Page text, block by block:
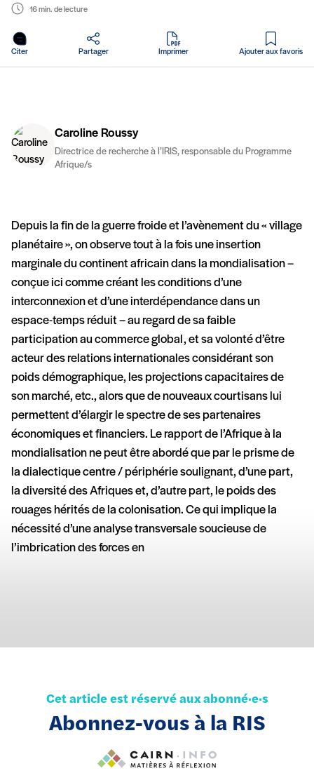
16 min. de lecture
Citer Partager Imprimer
en PDF
Ajouter aux favoris
Caroline Roussy
Directrice de recherche à l’IRIS, responsable du Programme
Afrique/s
Depuis la fin de la guerre froide et l’avènement du « village
planétaire », on observe tout à la fois une insertion
marginale du continent africain dans la mondialisation –
conçue ici comme créant les conditions d’une
interconnexion et d’une interdépendance dans un
espace-temps réduit – au regard de sa faible
participation au commerce global, et sa volonté d’être
acteur des relations internationales considérant son
poids démographique, les projections capacitaires de
son marché, etc., alors que de nouveaux courtisans lui
permettent d’élargir le spectre de ses partenaires
économiques et financiers. Le rapport de l’Afrique à la
mondialisation ne peut être abordé que par le prisme de
la dialectique centre / périphérie soulignant, d’une part,
la diversité des Afriques et, d’autre part, le poids des
rouages hérités de la colonisation. Ce qui implique la
nécessité d’une analyse transversale soucieuse de
l’imbrication des forces en
Cet article est réservé aux abonné·e·s
Abonnez-vous à la RIS